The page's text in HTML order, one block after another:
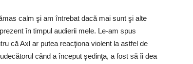
calm şi am întrebat dacă mai sunt şi alte
în timpul audierii mele. Le-am spus
că Axl ar putea reacţiona violent la astfel de
când a început şedinţa, a fost să îi dea